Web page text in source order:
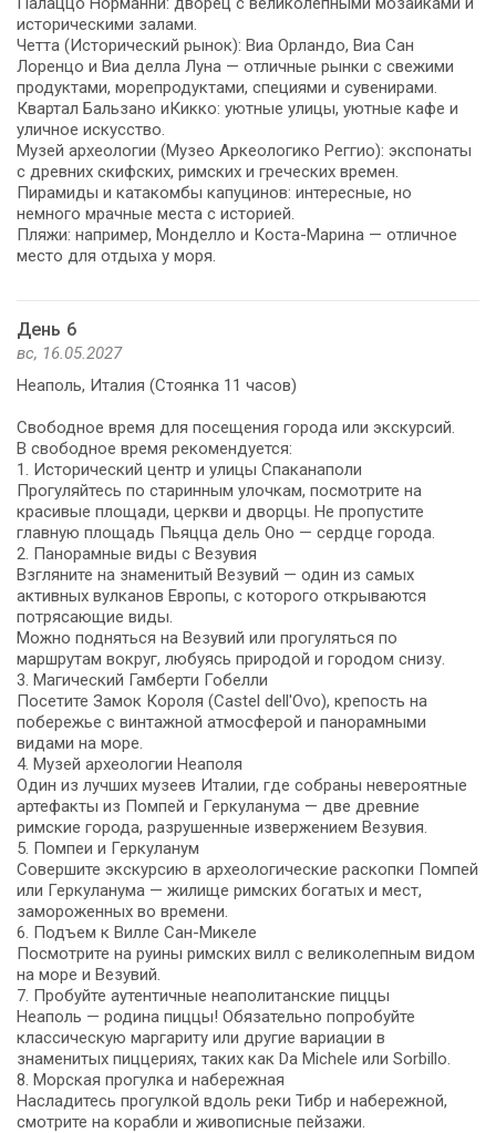
историческими залами.
Четта (Исторический рынок): Виа Орландо, Виа Сан
Лоренцо и Виа делла Луна — отличные рынки с свежими
продуктами, морепродуктами, специями и сувенирами.
Квартал Бальзано иКикко: уютные улицы, уютные кафе и
уличное искусство.
Музей археологии (Музео Аркеологико Реггио): экспонаты
с древних скифских, римских и греческих времен.
Пирамиды и катакомбы капуцинов: интересные, но
немного мрачные места с историей.
Пляжи: например, Монделло и Коста-Марина — отличное
место для отдыха у моря.
День 6
вс, 16.05.2027
Неаполь, Италия (Стоянка 11 часов)
Свободное время для посещения города или экскурсий.
В свободное время рекомендуется:
1. Исторический центр и улицы Спаканаполи
Прогуляйтесь по старинным улочкам, посмотрите на
красивые площади, церкви и дворцы. Не пропустите
главную площадь Пьяцца дель Оно — сердце города.
2. Панорамные виды с Везувия
Взгляните на знаменитый Везувий — один из самых
активных вулканов Европы, с которого открываются
потрясающие виды.
Можно подняться на Везувий или прогуляться по
маршрутам вокруг, любуясь природой и городом снизу.
3. Магический Гамберти Гобелли
Посетите Замок Короля (Castel dell'Ovo), крепость на
побережье с винтажной атмосферой и панорамными
видами на море.
4. Музей археологии Неаполя
Один из лучших музеев Италии, где собраны невероятные
артефакты из Помпей и Геркуланума — две древние
римские города, разрушенные извержением Везувия.
5. Помпеи и Геркуланум
Совершите экскурсию в археологические раскопки Помпей
или Геркуланума — жилище римских богатых и мест,
замороженных во времени.
6. Подъем к Вилле Сан-Микеле
Посмотрите на руины римских вилл с великолепным видом
на море и Везувий.
7. Пробуйте аутентичные неаполитанские пиццы
Неаполь — родина пиццы! Обязательно попробуйте
классическую маргариту или другие вариации в
знаменитых пиццериях, таких как Da Michele или Sorbillo.
8. Морская прогулка и набережная
Насладитесь прогулкой вдоль реки Тибр и набережной,
смотрите на корабли и живописные пейзажи.